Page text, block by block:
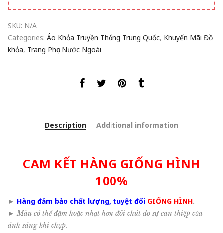
SKU: N/A
Categories: Áo Khỏa Truyền Thống Trung Quốc, Khuyến Mãi Đồ
khỏa, Trang Phục Nước Ngoài
Description Additional information
CAM KẾT HÀNG GIỐNG HÌNH
100%
► Hàng đảm bảo chất lượng, tuyệt đối GIỐNG HÌNH.
►Màu có thể đậm hoặc nhạt hơn đôi chút do sự can thiệp của
ánh sáng khi chụp.